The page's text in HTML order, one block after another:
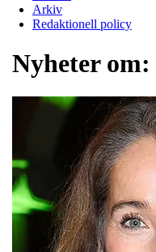
Arkiv
Redaktionell policy
Nyheter om: